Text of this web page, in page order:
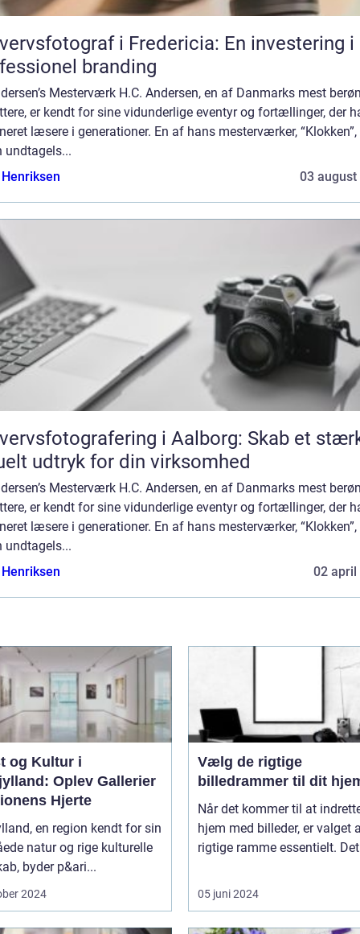
i Fredericia: En investering i
branding
Mesterværk H.C. Andersen, en af Danmarks mest
er kendt for sine vidunderlige eventyr og fortællinger, der
læsere i generationer. En af hans mesterværker, “Klokken”,
undtagels...
03 august
i Aalborg: Skab et
udtryk for din virksomhed
Mesterværk H.C. Andersen, en af Danmarks mest
er kendt for sine vidunderlige eventyr og fortællinger, der
læsere i generationer. En af hans mesterværker, “Klokken”,
undtagels...
02 april
og Kultur i
Oplev Gallerier
Hjerte
en region kendt for sin
natur og rige kulturelle
byder p&ari...
2024
Vælg de rigtige
billedrammer til dit
Når det kommer til at
hjem med billeder, er valget
rigtige ramme essentielt.
05 juni 2024